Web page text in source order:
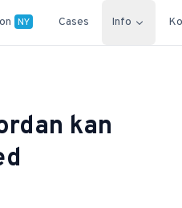
NY Cases Info
kan